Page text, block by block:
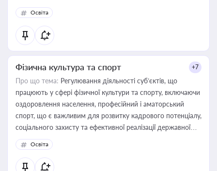
Освіта
Фізична культура та спорт +7
Про що тема: Регулювання діяльності суб’єктів, що
працюють у сфері фізичної культури та спорту, включаючи
оздоровлення населення, професійний і аматорський
спорт, що є важливим для розвитку кадрового потенціалу,
соціального захисту та ефективної реалізації державної
політики у цій галузі
Освіта